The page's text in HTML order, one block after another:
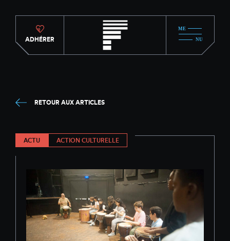
ADHÉRER
RETOUR AUX ARTICLES
ACTU ACTION CULTURELLE